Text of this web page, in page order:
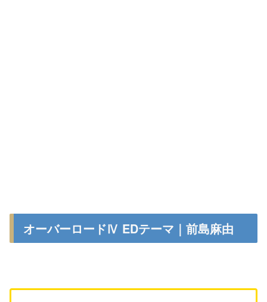
オーバーロードⅣ EDテーマ｜前島麻由